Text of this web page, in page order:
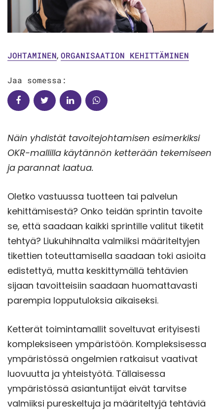
JOHTAMINEN, ORGANISAATION KEHITTÄMINEN
Jaa somessa:
Näin yhdistät tavoitejohtamisen esimerkiksi
OKR-mallilla käytännön ketterään tekemiseen
ja parannat laatua.
Oletko vastuussa tuotteen tai palvelun
kehittämisestä? Onko teidän sprintin tavoite
se, että saadaan kaikki sprintille valitut tiketit
tehtyä? Liukuhihnalta valmiiksi määriteltyjen
tikettien toteuttamisella saadaan toki asioita
edistettyä, mutta keskittymällä tehtävien
sijaan tavoitteisiin saadaan huomattavasti
parempia lopputuloksia aikaiseksi.
Ketterät toimintamallit soveltuvat erityisesti
kompleksiseen ympäristöön. Kompleksisessa
ympäristössä ongelmien ratkaisut vaativat
luovuutta ja yhteistyötä. Tällaisessa
ympäristössä asiantuntijat eivät tarvitse
valmiiksi pureskeltuja ja määriteltyjä tehtäviä